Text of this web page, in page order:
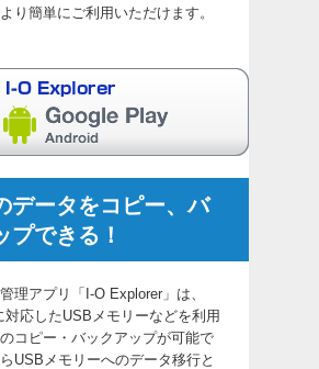
り簡単にご利用いただけます。
データをコピー、バ
プできる！
理アプリ「I-O Explorer」は、
対応したUSBメモリーなどを利用
コピー・バックアップが可能で
USBメモリーへのデータ移行と